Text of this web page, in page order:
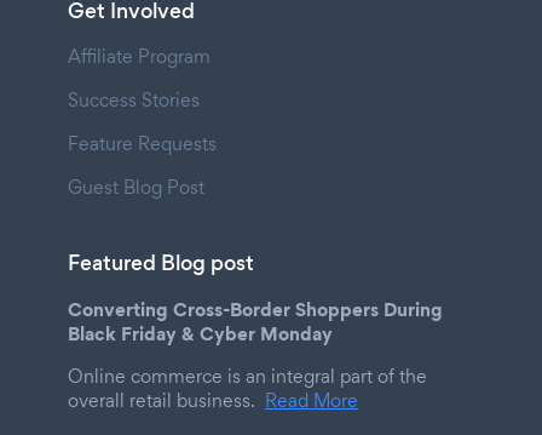
Get Involved
Affiliate Program
Success Stories
Feature Requests
Guest Blog Post
Featured Blog post
Converting Cross-Border Shoppers During
Black Friday & Cyber Monday
Online commerce is an integral part of the
overall retail business. Read More